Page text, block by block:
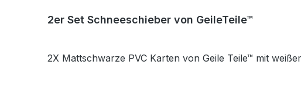
2er Set Schneeschieber von GeileTeile™
2X Mattschwarze PVC Karten von Geile Teile™ mit